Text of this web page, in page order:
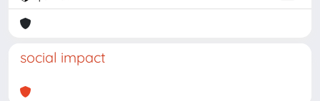
social impact